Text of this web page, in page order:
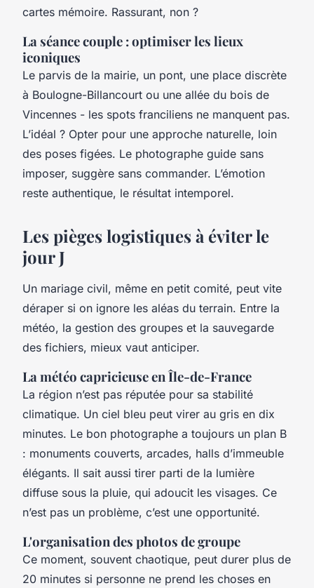
cartes mémoire. Rassurant, non ?
La séance couple : optimiser les lieux
iconiques
Le parvis de la mairie, un pont, une place discrète
à Boulogne-Billancourt ou une allée du bois de
Vincennes - les spots franciliens ne manquent pas.
L’idéal ? Opter pour une approche naturelle, loin
des poses figées. Le photographe guide sans
imposer, suggère sans commander. L’émotion
reste authentique, le résultat intemporel.
Les pièges logistiques à éviter le
jour J
Un mariage civil, même en petit comité, peut vite
déraper si on ignore les aléas du terrain. Entre la
météo, la gestion des groupes et la sauvegarde
des fichiers, mieux vaut anticiper.
La météo capricieuse en Île-de-France
La région n’est pas réputée pour sa stabilité
climatique. Un ciel bleu peut virer au gris en dix
minutes. Le bon photographe a toujours un plan B
: monuments couverts, arcades, halls d’immeuble
élégants. Il sait aussi tirer parti de la lumière
diffuse sous la pluie, qui adoucit les visages. Ce
n’est pas un problème, c’est une opportunité.
L'organisation des photos de groupe
Ce moment, souvent chaotique, peut durer plus de
20 minutes si personne ne prend les choses en